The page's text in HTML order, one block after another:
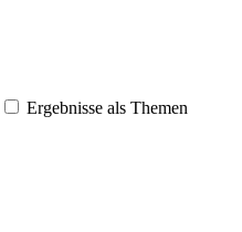
Ergebnisse als Themen